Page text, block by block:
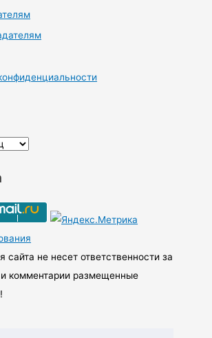
сайта не несет ответственности за
и комментарии размещенные